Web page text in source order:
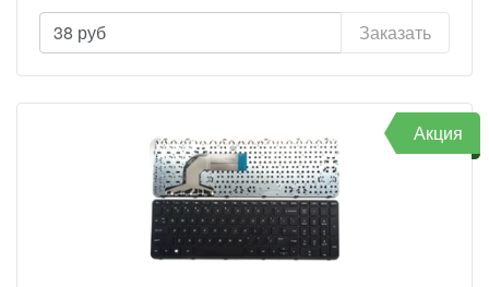
38 руб Заказать
Акция